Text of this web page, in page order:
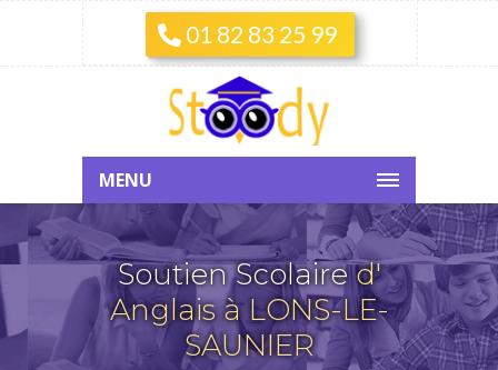
01 82 83 25 99
MENU
Soutien Scolaired'
Anglais à LONS-LE-
SAUNIER